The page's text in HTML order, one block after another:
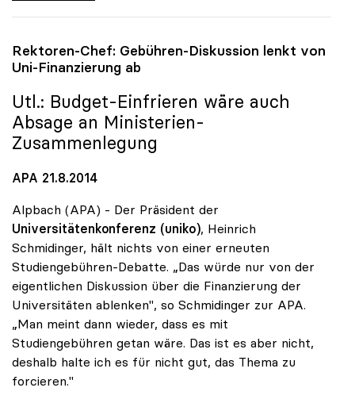
Rektoren-Chef: Gebühren-Diskussion lenkt von
Uni-Finanzierung ab
Utl.: Budget-Einfrieren wäre auch
Absage an Ministerien-
Zusammenlegung
APA 21.8.2014
Alpbach (APA) - Der Präsident der
Universitätenkonferenz (uniko), Heinrich
Schmidinger, hält nichts von einer erneuten
Studiengebühren-Debatte. „Das würde nur von der
eigentlichen Diskussion über die Finanzierung der
Universitäten ablenken", so Schmidinger zur APA.
„Man meint dann wieder, dass es mit
Studiengebühren getan wäre. Das ist es aber nicht,
deshalb halte ich es für nicht gut, das Thema zu
forcieren."